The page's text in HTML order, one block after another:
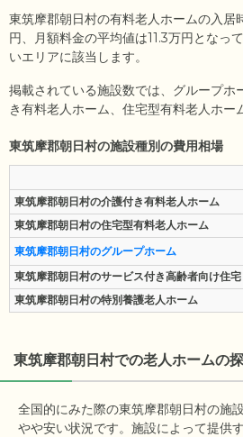
東筑摩郡朝日村の有料老人ホームの入居
円、月額料金の平均値は11.3万円となっ
いエリアに該当します。
掲載されている施設数では、グループホ
き有料老人ホーム、住宅型有料老人ホー
東筑摩郡朝日村の施設種別の費用相場
東筑摩郡朝日村の介護付き有料老人ホーム
東筑摩郡朝日村の住宅型有料老人ホーム
東筑摩郡朝日村のグループホーム
東筑摩郡朝日村のサービス付き高齢者向け住宅
東筑摩郡朝日村の特別養護老人ホーム
東筑摩郡朝日村での老人ホームの
全国的にみた際の東筑摩郡朝日村の施
やや安い状況です。施設によって提供